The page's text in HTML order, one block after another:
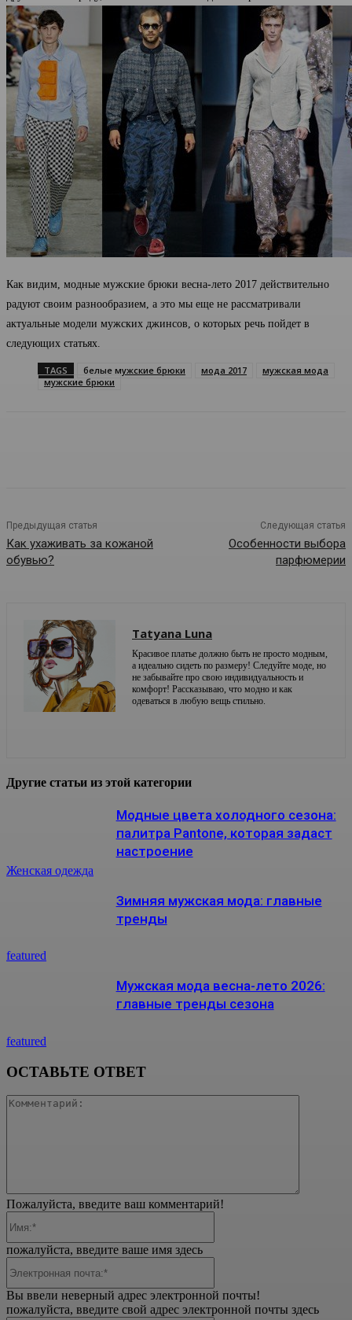
Как видим, модные мужские брюки весна-лето 2017 действительно
радуют своим разнообразием, а это мы еще не рассматривали
актуальные модели мужских джинсов, о которых речь пойдет в
следующих статьях.
TAGS белые мужские брюки мода 2017
мужская мода
мужские брюки
Предыдущая статья
Как ухаживать за кожаной
обувью?
Следующая статья
Особенности выбора
парфюмерии
Tatyana Luna
Красивое платье должно быть не просто модным,
а идеально сидеть по размеру! Следуйте моде, но
не забывайте про свою индивидуальность и
комфорт! Рассказываю, что модно и как
одеваться в любую вещь стильно.
Другие статьи из этой категории
Женская одежда
Модные цвета холодного сезона:
палитра Pantone, которая задаст
настроение
featured
Зимняя мужская мода: главные
тренды
featured
Мужская мода весна-лето 2026:
главные тренды сезона
ОСТАВЬТЕ ОТВЕТ
Пожалуйста, введите ваш комментарий!
пожалуйста, введите ваше имя здесь
Вы ввели неверный адрес электронной почты!
пожалуйста, введите свой адрес электронной почты здесь